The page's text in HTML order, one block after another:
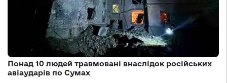
Понад 10 людей травмовані внаслідок російських
авіаударів по Сумах